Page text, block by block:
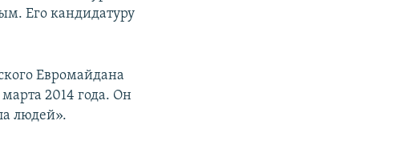
Его кандидатуру
Евромайдана
2014 года. Он
людей».